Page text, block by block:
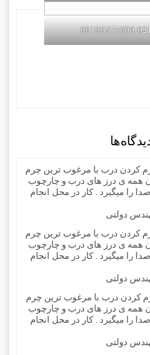
کردن درب با مرغوب ترین چرم
همه ی درز های درب و چارچوب
را میگیرد . کار در محل انجام
کردن درب با مرغوب ترین چرم
همه ی درز های درب و چارچوب
را میگیرد . کار در محل انجام
کردن درب با مرغوب ترین چرم
همه ی درز های درب و چارچوب
را میگیرد . کار در محل انجام